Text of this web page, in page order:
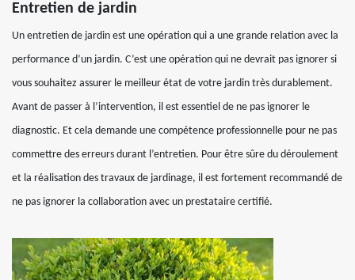
Entretien de jardin
Un entretien de jardin est une opération qui a une grande relation avec la
performance d’un jardin. C’est une opération qui ne devrait pas ignorer si
vous souhaitez assurer le meilleur état de votre jardin très durablement.
Avant de passer à l’intervention, il est essentiel de ne pas ignorer le
diagnostic. Et cela demande une compétence professionnelle pour ne pas
commettre des erreurs durant l’entretien. Pour être sûre du déroulement
et la réalisation des travaux de jardinage, il est fortement recommandé de
ne pas ignorer la collaboration avec un prestataire certifié.